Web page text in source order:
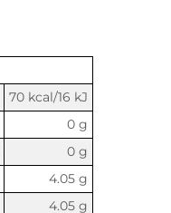
70 kcal/16 kJ
0 g
0 g
4.05 g
4.05 g